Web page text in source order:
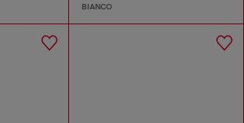
BIANCO